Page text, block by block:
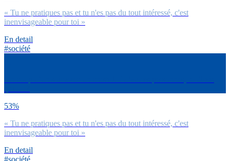
« Tu ne pratiques pas et tu n'es pas du tout intéressé, c'est
inenvisageable pour toi »
En detail
#société
53%
« Tu ne pratiques pas et tu n'es pas du tout intéressé, c'est
inenvisageable pour toi »
En detail
#société